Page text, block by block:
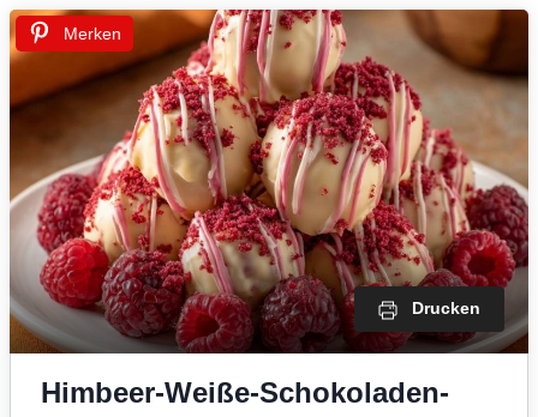
Merken
Drucken
Himbeer-Weiße-Schokoladen-